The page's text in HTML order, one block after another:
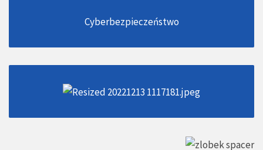
Cyberbezpieczeństwo